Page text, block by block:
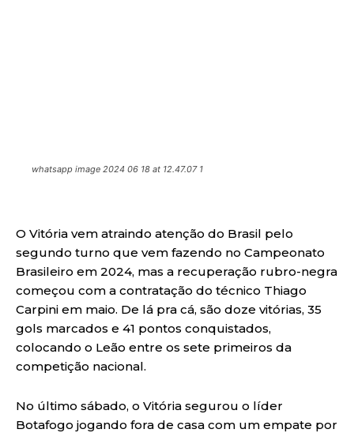
whatsapp image 2024 06 18 at 12.47.07 1
O Vitória vem atraindo atenção do Brasil pelo
segundo turno que vem fazendo no Campeonato
Brasileiro em 2024, mas a recuperação rubro-negra
começou com a contratação do técnico Thiago
Carpini em maio. De lá pra cá, são doze vitórias, 35
gols marcados e 41 pontos conquistados,
colocando o Leão entre os sete primeiros da
competição nacional.
No último sábado, o Vitória segurou o líder
Botafogo jogando fora de casa com um empate por